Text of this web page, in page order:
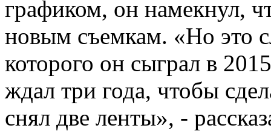
графиком, он намекнул,
новым съемкам. «Но это
которого он сыграл в
ждал три года, чтобы
снял две ленты», -